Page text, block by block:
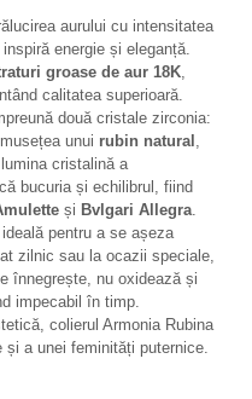
aurului cu intensitatea
energie și eleganță.
groase de aur 18K,
calitatea superioară.
două cristale zirconia:
unui rubin natural ,
cristalină a
bucuria și echilibrul, fiind
și Bvlgari Allegra.
ideală pentru a se așeza
zilnic sau la ocazii speciale,
înnegrește, nu oxidează și
impecabil în timp.
colierul Armonia Rubina
a unei feminități puternice.